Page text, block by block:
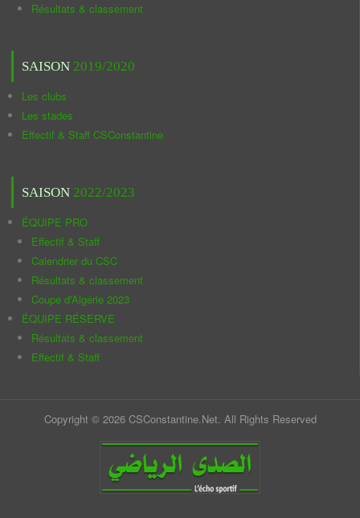
Résultats & classement
SAISON 2019/2020
Les clubs
Les stades
Effectif & Staff CSConstantine
SAISON 2022/2023
ÉQUIPE PRO
Effectif & Staff
Calendrier du CSC
Résultats & classement
Coupe d'Algérie 2023
ÉQUIPE RÉSERVE
Résultats & classement
Effectif & Staff
Copyright © 2026 CSConstantine.Net. All Rights Reserved